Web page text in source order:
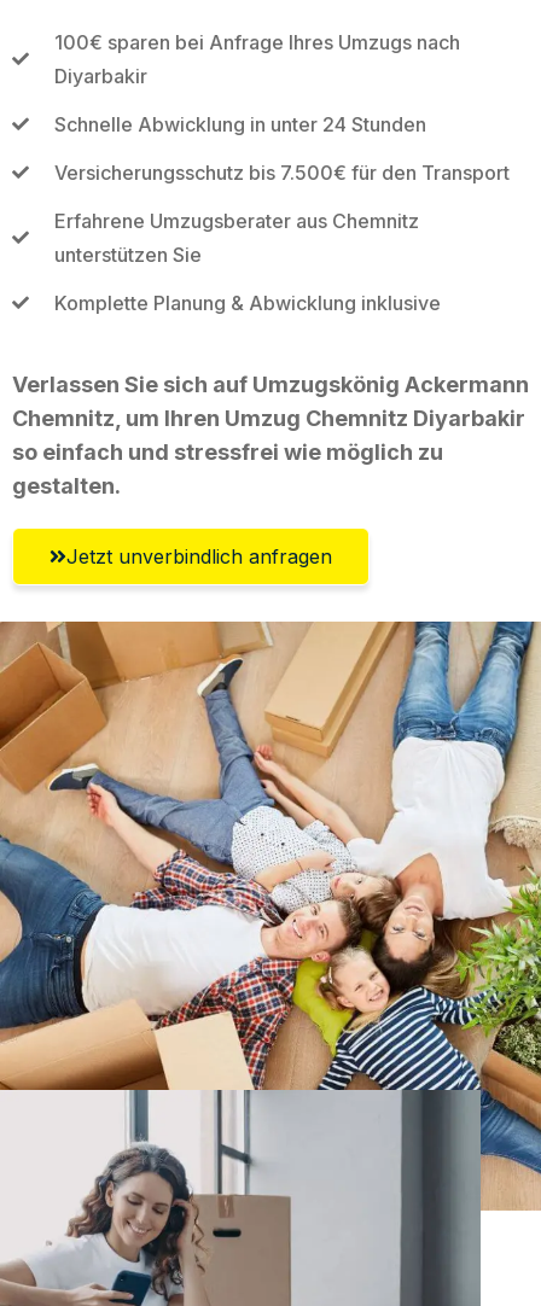
100€ sparen bei Anfrage Ihres Umzugs nach
Diyarbakir
Schnelle Abwicklung in unter 24 Stunden
Versicherungsschutz bis 7.500€ für den Transport
Erfahrene Umzugsberater aus Chemnitz
unterstützen Sie
Komplette Planung & Abwicklung inklusive
Verlassen Sie sich auf Umzugskönig Ackermann
Chemnitz, um Ihren Umzug Chemnitz Diyarbakir
so einfach und stressfrei wie möglich zu
gestalten.
Jetzt unverbindlich anfragen